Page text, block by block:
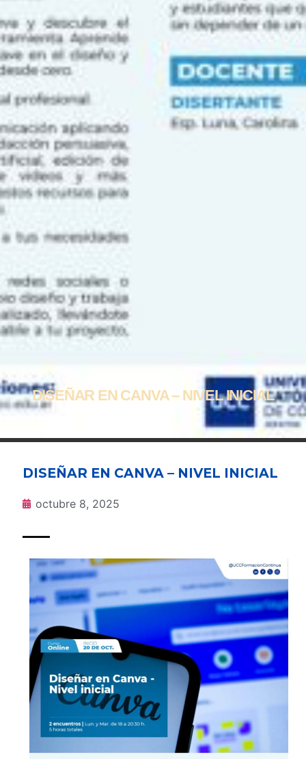
DISEÑAR EN CANVA – NIVEL INICIAL
DISEÑAR EN CANVA – NIVEL INICIAL
octubre 8, 2025